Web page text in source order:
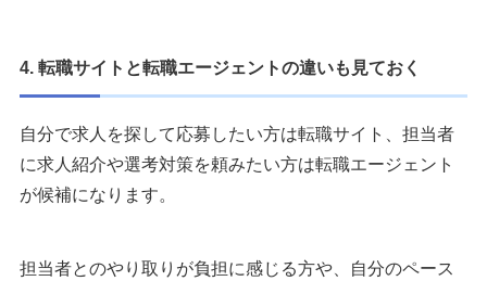
4. 転職サイトと転職エージェントの違いも見ておく
自分で求人を探して応募したい方は転職サイト、担当者
に求人紹介や選考対策を頼みたい方は転職エージェント
が候補になります。
担当者とのやり取りが負担に感じる方や、自分のペース